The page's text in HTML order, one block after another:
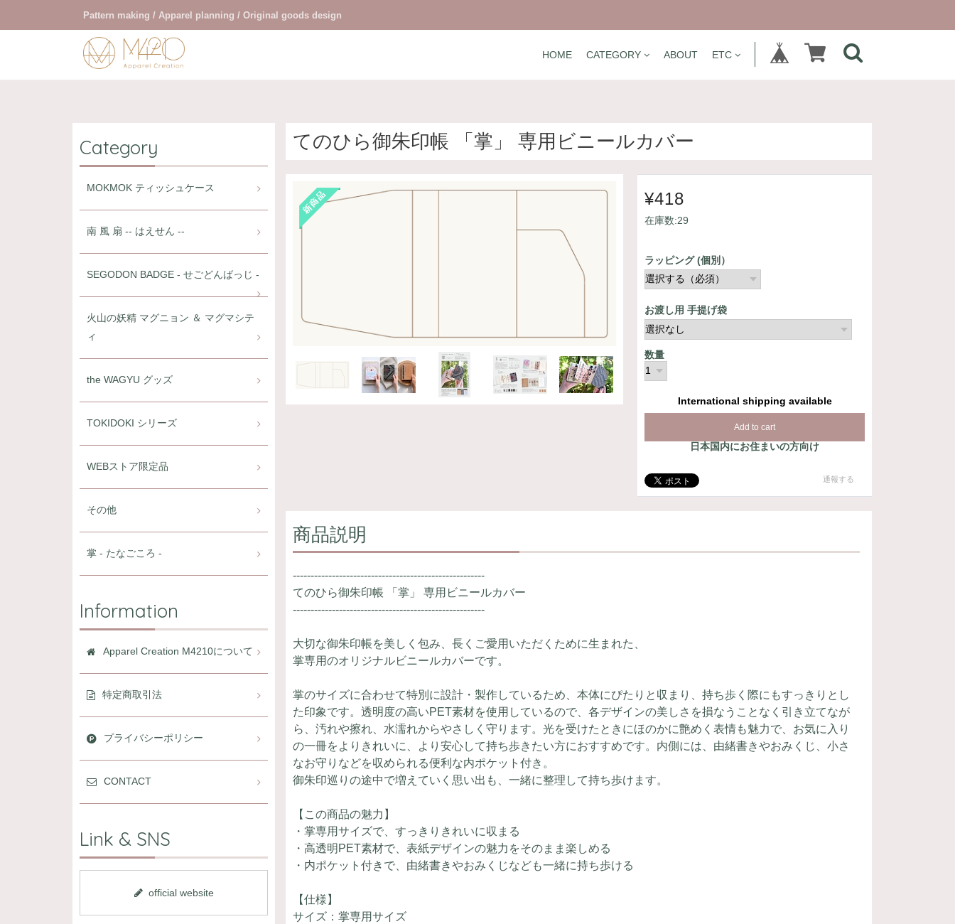
Pattern making / Apparel planning / Original goods design
HOME CATEGORY ABOUT ETC
てのひら御朱印帳 「掌」 専用ビニールカバー
¥418
在庫数:29
ラッピング (個別）
お渡し用 手提げ袋
数量
International shipping available
Add to cart
日本国内にお住まいの方向け
通報する
商品説明
------------------------------------------------------
てのひら御朱印帳 「掌」 専用ビニールカバー
------------------------------------------------------
大切な御朱印帳を美しく包み、長くご愛用いただくために生まれた、
掌専用のオリジナルビニールカバーです。
掌のサイズに合わせて特別に設計・製作しているため、本体にぴたりと収まり、持ち歩く際にもすっきりとし
た印象です。透明度の高いPET素材を使用しているので、各デザインの美しさを損なうことなく引き立てなが
ら、汚れや擦れ、水濡れからやさしく守ります。光を受けたときにほのかに艶めく表情も魅力で、お気に入り
の一冊をよりきれいに、より安心して持ち歩きたい方におすすめです。内側には、由緒書きやおみくじ、小さ
なお守りなどを収められる便利な内ポケット付き。
御朱印巡りの途中で増えていく思い出も、一緒に整理して持ち歩けます。
【この商品の魅力】
・掌専用サイズで、すっきりきれいに収まる
・高透明PET素材で、表紙デザインの魅力をそのまま楽しめる
・内ポケット付きで、由緒書きやおみくじなども一緒に持ち歩ける
【仕様】
サイズ：掌専用サイズ
Category
MOKMOK ティッシュケース
南 風 扇 -- はえせん --
SEGODON BADGE - せごどんばっじ -
火山の妖精 マグニョン ＆ マグマシテ
ィ
the WAGYU グッズ
TOKIDOKI シリーズ
WEBストア限定品
その他
掌 - たなごころ -
Information
Apparel Creation M4210について
特定商取引法
プライバシーポリシー
CONTACT
Link & SNS
official website